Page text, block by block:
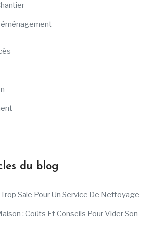
du blog
Sale Pour Un Service De Nettoyage
: Coûts Et Conseils Pour Vider Son